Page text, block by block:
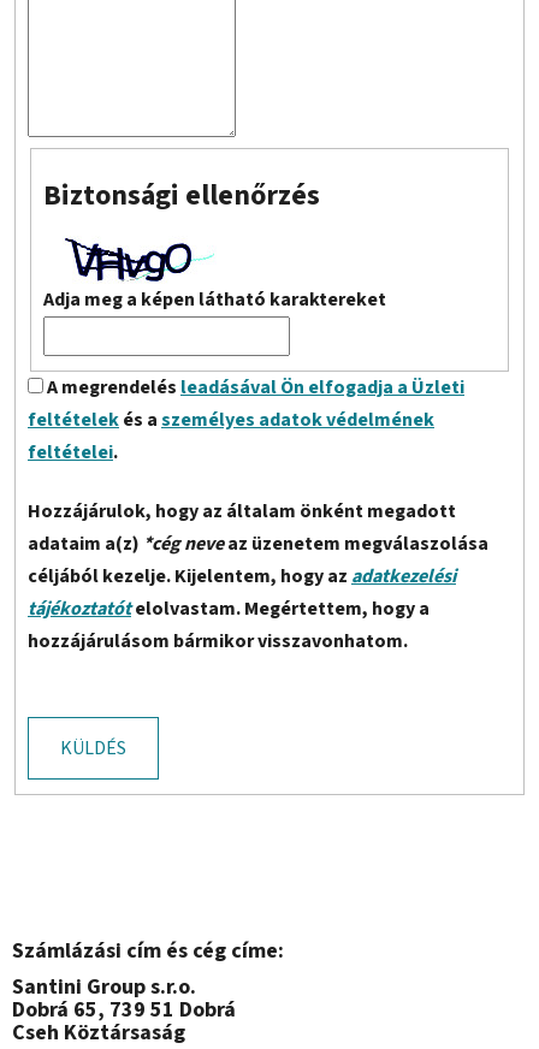
Biztonsági ellenőrzés
Adja meg a képen látható karaktereket
A megrendelés leadásával Ön elfogadja a Üzleti
feltételekés aszemélyes adatok védelmének
feltételei.
Hozzájárulok, hogy az általam önként megadott
adataim a(z) *cég neveaz üzenetem megválaszolása
céljából kezelje. Kijelentem, hogy az adatkezelési
tájékoztatótelolvastam. Megértettem, hogy a
hozzájárulásom bármikor visszavonhatom.
KÜLDÉS
Számlázási cím és cég címe:
Santini Group s.r.o.
Dobrá 65, 739 51 Dobrá
Cseh Köztársaság